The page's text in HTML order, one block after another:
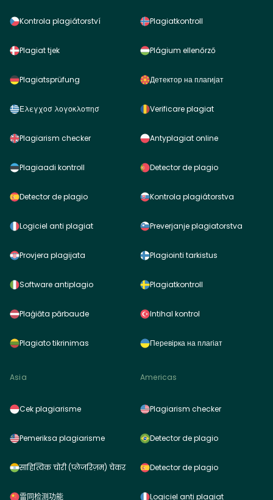
Kontrola plagiátorství
Plagiat tjek
Plagiatsprüfung
Ελεγχοσ λογοκλοπησ
Plagiarism checker
Plagiaadi kontroll
Detector de plagio
Logiciel anti plagiat
Provjera plagijata
Software antiplagio
Plaģiāta pārbaude
Plagiato tikrinimas
Plagiatkontroll
Plágium ellenőrző
Детектор на плагијат
Verificare plagiat
Antyplagiat online
Detector de plagio
Kontrola plagiátorstva
Preverjanje plagiatorstva
Plagiointi tarkistus
Plagiatkontroll
Intihal kontrol
Перевірка на плагіат
Asia
Cek plagiarisme
Pemeriksa plagiarisme
साहित्यिक चोरी (प्लेजरिज़म) चेकर
雷同检测功能
Americas
Plagiarism checker
Detector de plagio
Detector de plagio
Logiciel anti plagiat